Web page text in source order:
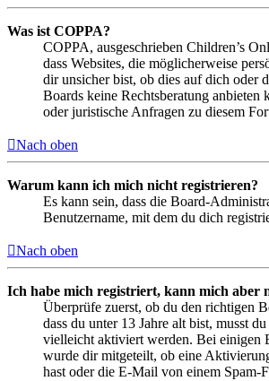
Was ist COPPA?
COPPA, ausgeschrieben Children’s
dass Websites, die möglicherweise
dir unsicher bist, ob dies auf dich oder
Boards keine Rechtsberatung
oder juristische Anfragen zu diesem
Nach oben
Warum kann ich mich nicht registrieren?
Es kann sein, dass die Board-
Benutzername, mit dem du dich
Nach oben
Ich habe mich registriert, kann mich aber
Überprüfe zuerst, ob du den richtigen
dass du unter 13 Jahre alt bist, musst
vielleicht aktiviert werden. Bei einigen
wurde dir mitgeteilt, ob eine
hast oder die E-Mail von einem Spam-